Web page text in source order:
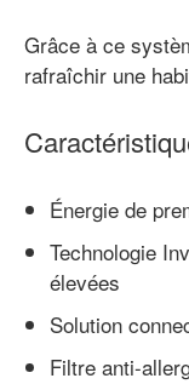
Grâce à ce
rafraîchir une
Énergie de
Technologie
élevées
Solution
Filtre anti-